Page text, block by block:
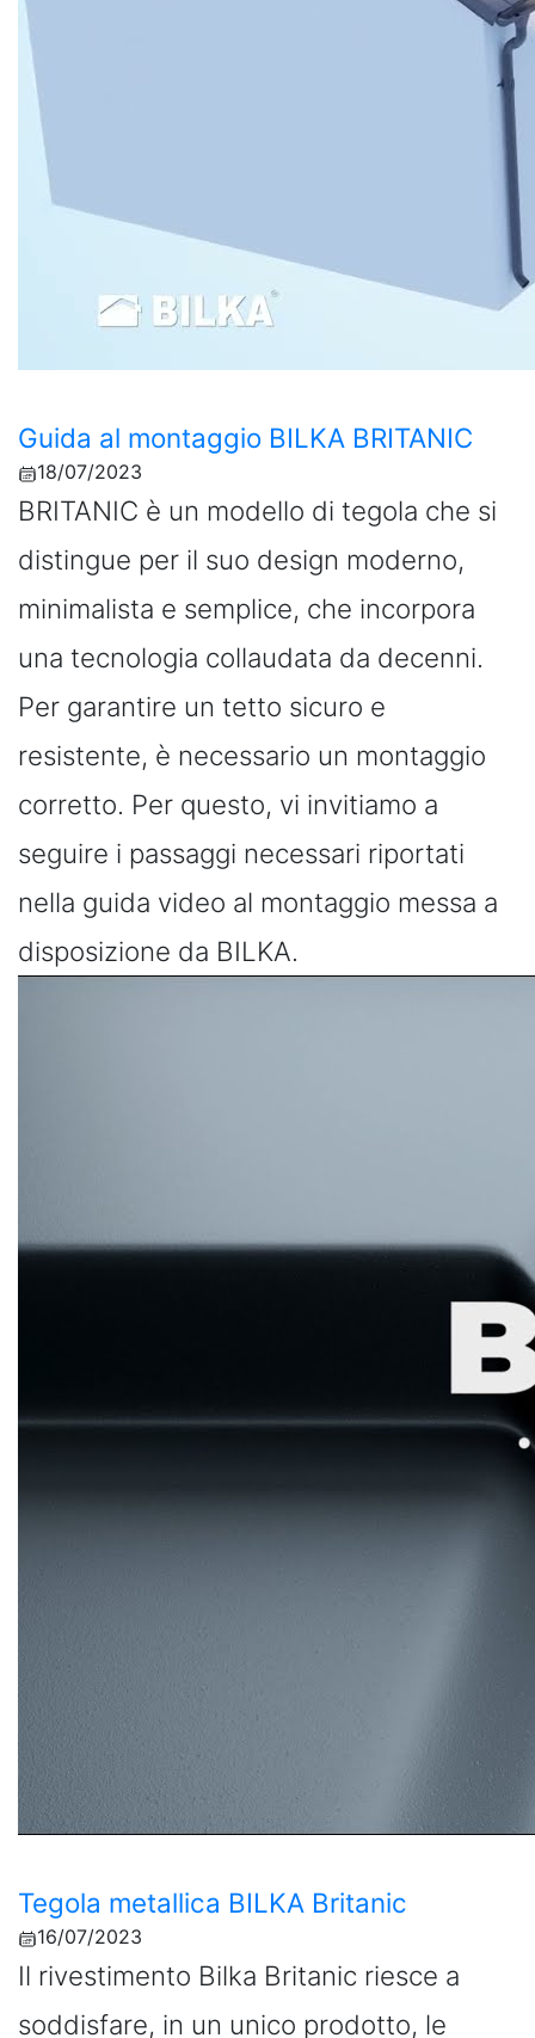
Guida al montaggio BILKA BRITANIC
18/07/2023
BRITANIC è un modello di tegola che si
distingue per il suo design moderno,
minimalista e semplice, che incorpora
una tecnologia collaudata da decenni.
Per garantire un tetto sicuro e
resistente, è necessario un montaggio
corretto. Per questo, vi invitiamo a
seguire i passaggi necessari riportati
nella guida video al montaggio messa a
disposizione da BILKA.
Tegola metallica BILKA Britanic
16/07/2023
Il rivestimento Bilka Britanic riesce a
soddisfare, in un unico prodotto, le